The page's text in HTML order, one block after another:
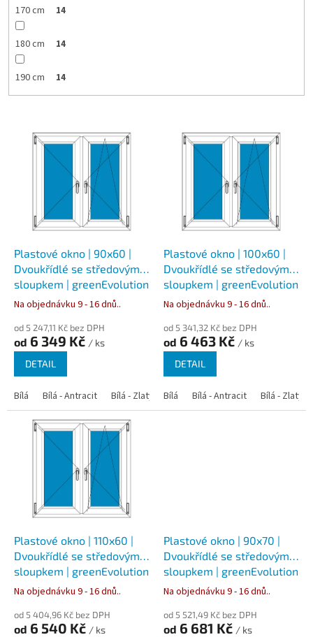
170 cm 14
180 cm 14
190 cm 14
Plastové okno | 90x60 |
Dvoukřídlé se středovým
sloupkem | greenEvolution
76
Na objednávku 9 - 16 dnů..
od 5 247,11 Kč bez DPH
od 6 349 Kč / ks
DETAIL
Bílá Bílá - Antracit Bílá - Zlatý dub Bílá - Tmavý dub Bílá -
Plastové okno | 100x60 |
Dvoukřídlé se středovým
sloupkem | greenEvolution
76
Na objednávku 9 - 16 dnů..
od 5 341,32 Kč bez DPH
od 6 463 Kč / ks
DETAIL
Bílá Bílá - Antracit Bílá - Zlatý
Plastové okno | 110x60 |
Dvoukřídlé se středovým
sloupkem | greenEvolution
76
Na objednávku 9 - 16 dnů..
od 5 404,96 Kč bez DPH
od 6 540 Kč / ks
Plastové okno | 90x70 |
Dvoukřídlé se středovým
sloupkem | greenEvolution
76
Na objednávku 9 - 16 dnů..
od 5 521,49 Kč bez DPH
od 6 681 Kč / ks